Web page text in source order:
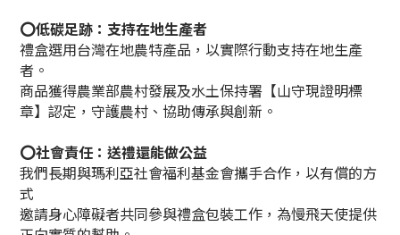
⭕低碳足跡：支持在地生產者
禮盒選用台灣在地農特產品，以實際行動支持在地生產
者。
商品獲得農業部農村發展及水土保持署【山守現證明標
章】認定，守護農村、協助傳承與創新。
⭕社會責任：送禮還能做公益
我們長期與瑪利亞社會福利基金會攜手合作，以有償的方
式
邀請身心障礙者共同參與禮盒包裝工作，為慢飛天使提供